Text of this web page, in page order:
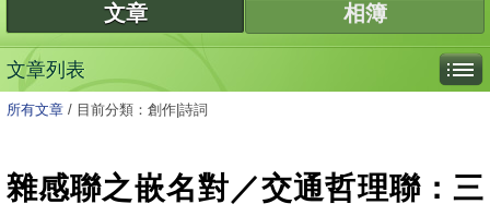
文章 相簿
文章列表
所有文章 / 目前分類：創作|詩詞
雜感聯之嵌名對／交通哲理聯：三